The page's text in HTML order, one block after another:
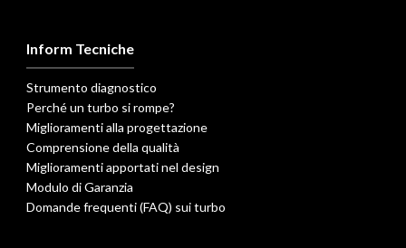
Inform Tecniche
Strumento diagnostico
Perché un turbo si rompe?
Miglioramenti alla progettazione
Comprensione della qualità
Miglioramenti apportati nel design
Modulo di Garanzia
Domande frequenti (FAQ) sui turbo